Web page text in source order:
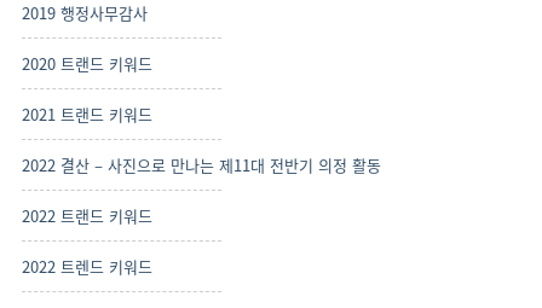
2019 행정사무감사
2020 트랜드 키워드
2021 트랜드 키워드
2022 결산 – 사진으로 만나는 제11대 전반기 의정 활동
2022 트랜드 키워드
2022 트렌드 키워드